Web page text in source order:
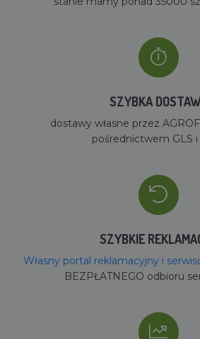
SZYBKA
dostawy własne przez
pośrednictwem GLS i
SZYBKIE
Własny portal reklamacyjny i
BEZPŁATNEGO odbioru